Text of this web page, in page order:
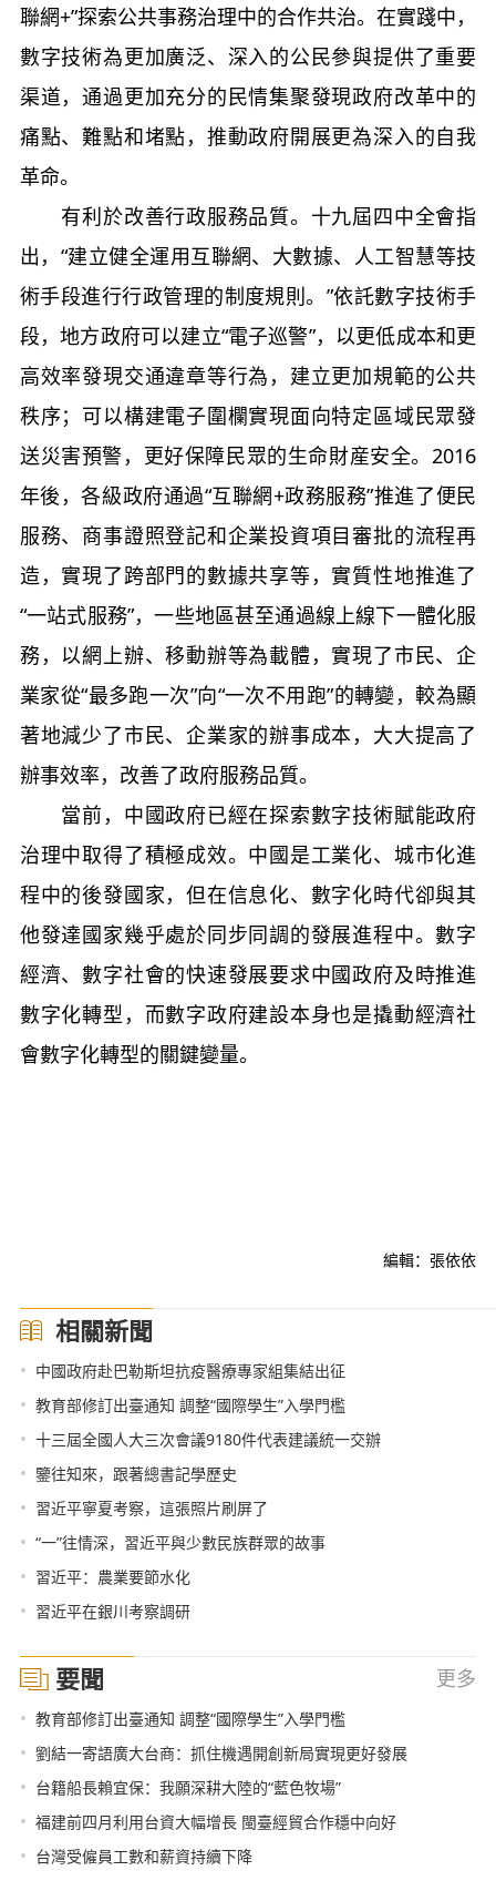
聯網+”探索公共事務治理中的合作共治。在實踐中，
數字技術為更加廣泛、深入的公民參與提供了重要
渠道，通過更加充分的民情集聚發現政府改革中的
痛點、難點和堵點，推動政府開展更為深入的自我
革命。
有利於改善行政服務品質。十九屆四中全會指
出，“建立健全運用互聯網、大數據、人工智慧等技
術手段進行行政管理的制度規則。”依託數字技術手
段，地方政府可以建立“電子巡警”，以更低成本和更
高效率發現交通違章等行為，建立更加規範的公共
秩序；可以構建電子圍欄實現面向特定區域民眾發
送災害預警，更好保障民眾的生命財産安全。2016
年後，各級政府通過“互聯網+政務服務”推進了便民
服務、商事證照登記和企業投資項目審批的流程再
造，實現了跨部門的數據共享等，實質性地推進了
“一站式服務”，一些地區甚至通過線上線下一體化服
務，以網上辦、移動辦等為載體，實現了市民、企
業家從“最多跑一次”向“一次不用跑”的轉變，較為顯
著地減少了市民、企業家的辦事成本，大大提高了
辦事效率，改善了政府服務品質。
當前，中國政府已經在探索數字技術賦能政府
治理中取得了積極成效。中國是工業化、城市化進
程中的後發國家，但在信息化、數字化時代卻與其
他發達國家幾乎處於同步同調的發展進程中。數字
經濟、數字社會的快速發展要求中國政府及時推進
數字化轉型，而數字政府建設本身也是撬動經濟社
會數字化轉型的關鍵變量。
編輯：張依依
相關新聞
• 中國政府赴巴勒斯坦抗疫醫療專家組集結出征
• 教育部修訂出臺通知 調整“國際學生”入學門檻
• 十三屆全國人大三次會議9180件代表建議統一交辦
• 鑒往知來，跟著總書記學歷史
• 習近平寧夏考察，這張照片刷屏了
• “一”往情深，習近平與少數民族群眾的故事
• 習近平：農業要節水化
• 習近平在銀川考察調研
要聞 更多
• 教育部修訂出臺通知 調整“國際學生”入學門檻
• 劉結一寄語廣大台商：抓住機遇開創新局實現更好發展
• 台籍船長賴宜保：我願深耕大陸的“藍色牧場”
• 福建前四月利用台資大幅增長 閩臺經貿合作穩中向好
• 台灣受僱員工數和薪資持續下降